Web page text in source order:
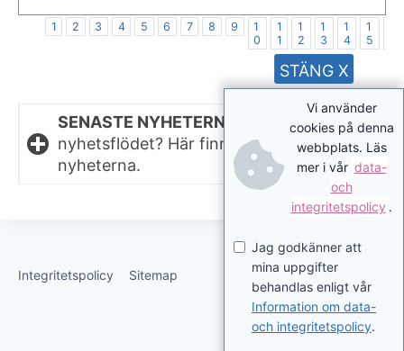
1 2 3 4 5 6 7 8 9
1
0
1
1
1
2
1
3
1
4
1
5
SENASTE NYHETERNA.
Missat något i
nyhetsflödet? Här finns de senaste
nyheterna.
Integritetspolicy Sitemap
Vi använder
cookies på denna
webbplats. Läs
mer i vår data-
och
integritetspolicy .
Jag godkänner att
mina uppgifter
behandlas enligt vår
Information om data-
och integritetspolicy.
STÄNG X